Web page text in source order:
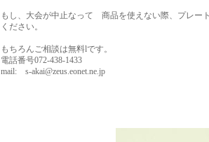
もし、大会が中止なって 商品を使えない際、プレー
ください。
もちろんご相談は無料lです。
電話番号072-438-1433
mail: s-akai@zeus.eonet.ne.jp